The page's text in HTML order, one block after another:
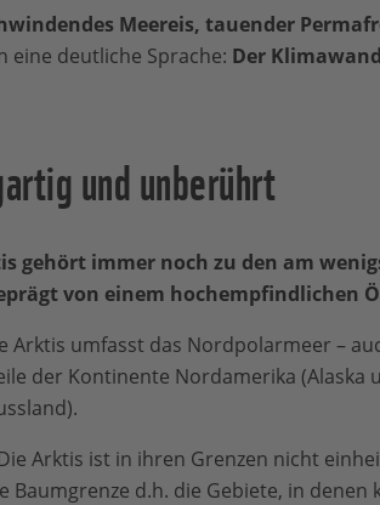
Meereis, tauender
eine deutliche Sprache: Der
und unberührt
gehört immer noch zu den am
von einem hochempfindlichen
Arktis umfasst das Nordpolarmeer –
der Kontinente Nordamerika (Alaska
Arktis ist in ihren Grenzen nicht
Baumgrenze d.h. die Gebiete, in